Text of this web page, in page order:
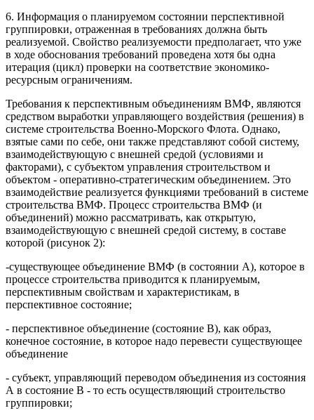
6. Информация о планируемом состоянии перспективной
группировки, отраженная в требованиях должна быть
реализуемой. Свойство реализуемости предполагает, что уже
в ходе обоснования требований проведена хотя бы одна
итерация (цикл) проверки на соответствие экономико-
ресурсным ограничениям.
Требования к перспективным объединениям ВМФ, являются
средством выработки управляющего воздействия (решения) в
системе строительства Военно-Морского Флота. Однако,
взятые сами по себе, они также представляют собой систему,
взаимодействующую с внешней средой (условиями и
факторами), с субъектом управления строительством и
объектом - оперативно-стратегическим объединением. Это
взаимодействие реализуется функциями требований в системе
строительства ВМФ. Процесс строительства ВМФ (и
объединений) можно рассматривать, как открытую,
взаимодействующую с внешней средой систему, в составе
которой (рисунок 2):
-существующее объединение ВМФ (в состоянии А), которое в
процессе строительства приводится к планируемым,
перспективным свойствам и характеристикам, в
перспективное состояние;
- перспективное объединение (состояние В), как образ,
конечное состояние, в которое надо перевести существующее
объединение
- субъект, управляющий переводом объединения из состояния
А в состояние В - то есть осуществляющий строительство
группировки;